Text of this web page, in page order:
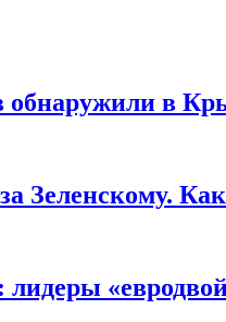
обнаружили в
Зеленскому.